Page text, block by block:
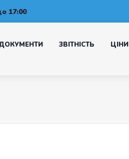
17:00
ЗВІТНІСТЬ ЦІНИ